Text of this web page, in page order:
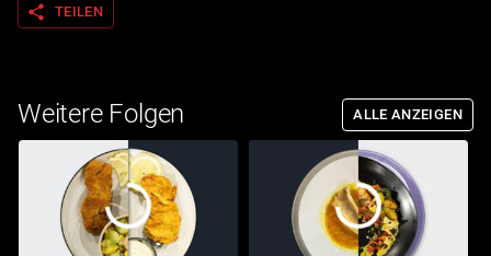
share TEILEN
Weitere Folgen ALLE ANZEIGEN